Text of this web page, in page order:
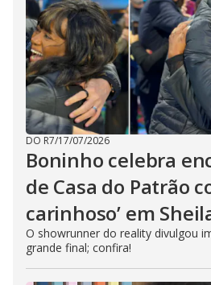
DO R7/17/07/2026
Boninho celebra
de Casa do Patrão
carinhoso’ em
O showrunner do reality divulgou
grande final; confira!